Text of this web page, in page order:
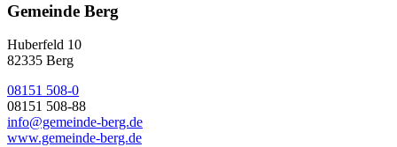
Gemeinde Berg
Huberfeld 10
82335 Berg
08151 508-0
08151 508-88
info@gemeinde-berg.de
www.gemeinde-berg.de